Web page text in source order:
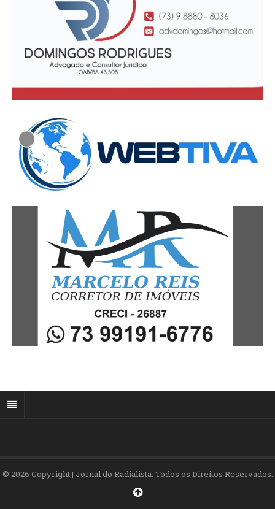
© 2026 Copyright | Jornal do Radialista. Todos os Direitos Reservados.